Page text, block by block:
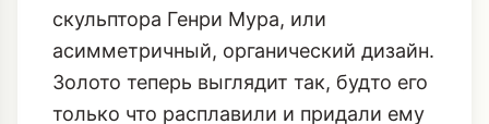
скульптора Генри Мура, или
асимметричный, органический дизайн.
Золото теперь выглядит так, будто его
только что расплавили и придали ему